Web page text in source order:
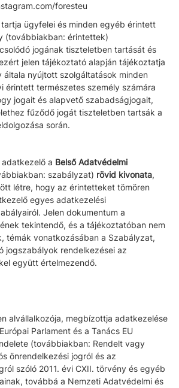
foresteu
ügyfelei és minden egyéb érintett
(továbbiakban: érintettek)
jogának tiszteletben tartását és
jelen tájékoztató alapján tájékoztatja
nyújtott szolgáltatások minden
érintett természetes személy számára
jogait és alapvető szabadságjogait,
fűződő jogát tiszteletben tartsák a
során.
a Belső Adatvédelmi
szabályzat) rövid kivonata,
létre, hogy az érintetteket tömören
egyes adatkezelési
Jelen dokumentum a
tekintendő, és a tájékoztatóban nem
témák vonatkozásában a Szabályzat,
jogszabályok rendelkezései az
együtt értelmezendő.
alvállalkozója, megbízottja adatkezelése
Parlament és a Tanács EU
(továbbiakban: Rendelt vagy
önrendelkezési jogról és az
szóló 2011. évi CXII. törvény és egyéb
továbbá a Nemzeti Adatvédelmi és